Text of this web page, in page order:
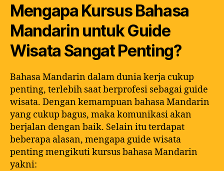
Mengapa Kursus Bahasa
Mandarin untuk Guide
Wisata Sangat Penting?
Bahasa Mandarin dalam dunia kerja cukup
penting, terlebih saat berprofesi sebagai guide
wisata. Dengan kemampuan bahasa Mandarin
yang cukup bagus, maka komunikasi akan
berjalan dengan baik. Selain itu terdapat
beberapa alasan, mengapa guide wisata
penting mengikuti kursus bahasa Mandarin
yakni: